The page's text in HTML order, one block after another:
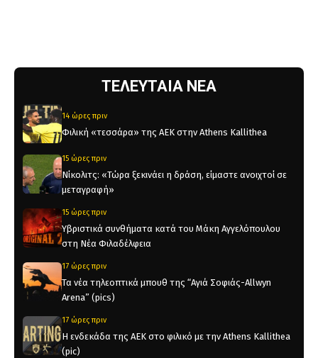
ΤΕΛΕΥΤΑΙΑ ΝΕΑ
14 ώρες πριν
Φιλική «τεσσάρα» της ΑΕΚ στην Athens Kallithea
15 ώρες πριν
Νίκολιτς: «Τώρα ξεκινάει η δράση, είμαστε ανοιχτοί σε
μεταγραφή»
15 ώρες πριν
Υβριστικά συνθήματα κατά του Μάκη Αγγελόπουλου
στη Νέα Φιλαδέλφεια
17 ώρες πριν
Τα νέα τηλεοπτικά μπουθ της “Αγιά Σοφιάς-Allwyn
Arena” (pics)
17 ώρες πριν
Η ενδεκάδα της ΑΕΚ στο φιλικό με την Athens Kallithea
(pic)